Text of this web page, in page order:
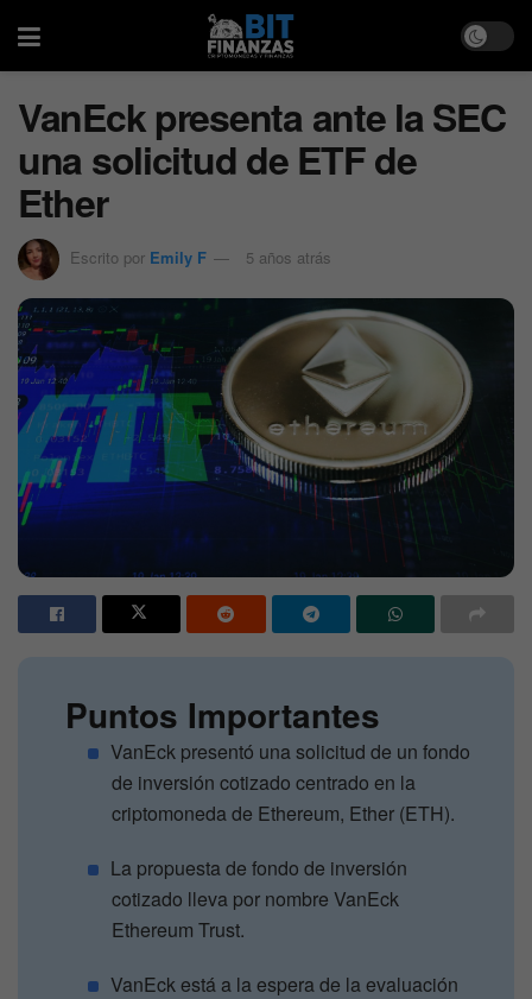
VanEck presenta ante la SEC
una solicitud de ETF de
Ether
Escrito por Emily F 5 años atrás
Puntos Importantes
VanEck presentó una solicitud de un fondo
de inversión cotizado centrado en la
criptomoneda de Ethereum, Ether (ETH).
La propuesta de fondo de inversión
cotizado lleva por nombre VanEck
Ethereum Trust.
VanEck está a la espera de la evaluación